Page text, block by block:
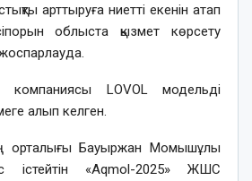
арттыруға ниетті екенін атап
облыста қызмет көрсету
компаниясы LOVOL модельді
алып келген.
орталығы Бауыржан Момышұлы
істейтін «Aqmol-2025» ЖШС